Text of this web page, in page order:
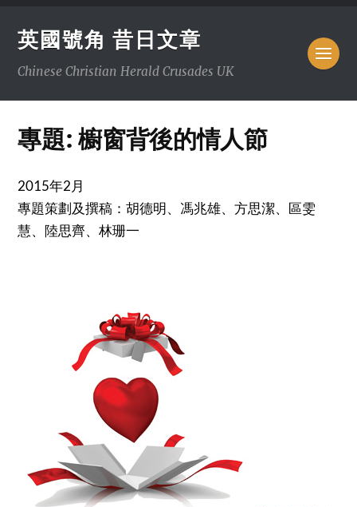
英國號角 昔日文章
Chinese Christian Herald Crusades UK
專題: 櫥窗背後的情人節
2015年2月
專題策劃及撰稿：胡德明、馮兆雄、方思潔、區雯
慧、陸思齊、林珊一